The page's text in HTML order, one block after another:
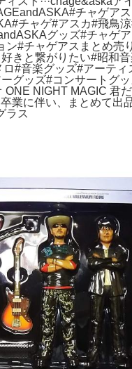
チャゲアス
チャゲ#アスカ#飛鳥
グッズ#チャゲ
ン#チャゲアスまとめ売
きと繋がりたい#昭和
#音楽グッズ#アーティ
グッズ#コンサートグ
ONE NIGHT MAGIC 君
卒業に伴い、まとめて出
ラス